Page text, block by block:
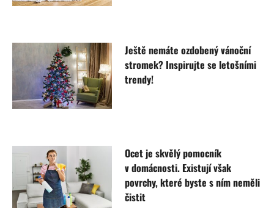
Ještě nemáte ozdobený vánoční
stromek? Inspirujte se letošními
trendy!
Ocet je skvělý pomocník
v domácnosti. Existují však
povrchy, které byste s ním neměli
čistit